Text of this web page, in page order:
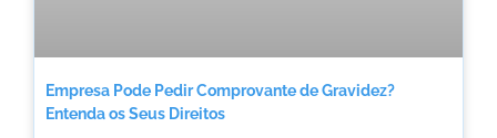
Empresa Pode Pedir Comprovante de Gravidez?
Entenda os Seus Direitos